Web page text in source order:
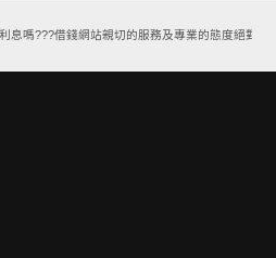
嗎???借錢網站親切的服務及專業的態度絕對